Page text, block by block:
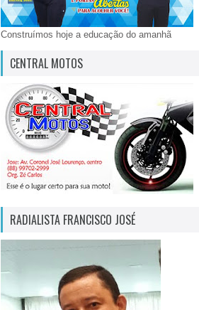
Construímos hoje a educação do amanhã
CENTRAL MOTOS
RADIALISTA FRANCISCO JOSÉ